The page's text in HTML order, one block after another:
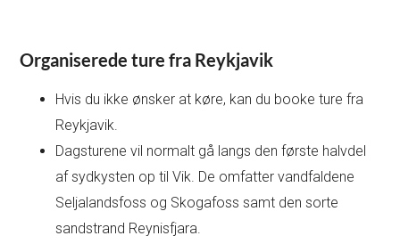
Organiserede ture fra Reykjavik
Hvis du ikke ønsker at køre, kan du booke ture fra
Reykjavik.
Dagsturene vil normalt gå langs den første halvdel
af sydkysten op til Vik. De omfatter vandfaldene
Seljalandsfoss og Skogafoss samt den sorte
sandstrand Reynisfjara.